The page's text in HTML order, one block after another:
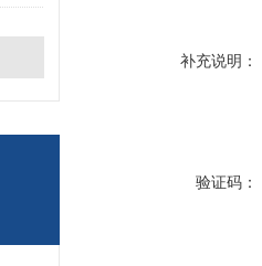
补充说明：
验证码：